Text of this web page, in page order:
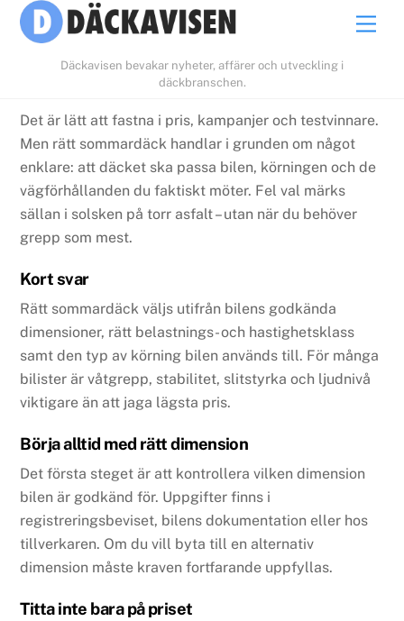
Skip
Däckavisen bevakar nyheter, affärer och utveckling i
däckbranschen.
Det är lätt att fastna i pris, kampanjer och testvinnare.
Men rätt sommardäck handlar i grunden om något
enklare: att däcket ska passa bilen, körningen och de
vägförhållanden du faktiskt möter. Fel val märks
sällan i solsken på torr asfalt – utan när du behöver
grepp som mest.
Kort svar
Rätt sommardäck väljs utifrån bilens godkända
dimensioner, rätt belastnings- och hastighetsklass
samt den typ av körning bilen används till. För många
bilister är våtgrepp, stabilitet, slitstyrka och ljudnivå
viktigare än att jaga lägsta pris.
Börja alltid med rätt dimension
Det första steget är att kontrollera vilken dimension
bilen är godkänd för. Uppgifter finns i
registreringsbeviset, bilens dokumentation eller hos
tillverkaren. Om du vill byta till en alternativ
dimension måste kraven fortfarande uppfyllas.
Titta inte bara på priset